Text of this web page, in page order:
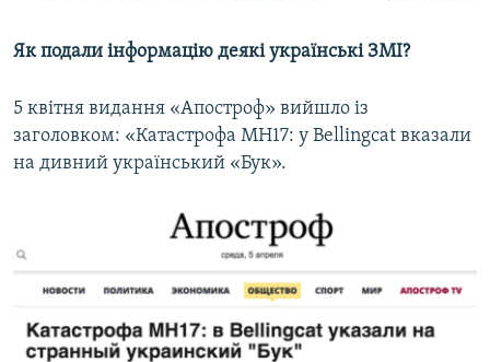
Як подали інформацію деякі українські ЗМІ?
5 квітня видання «Апостроф» вийшло із
заголовком: «Катастрофа MH17: у Bellingcat вказали
на дивний український «Бук».